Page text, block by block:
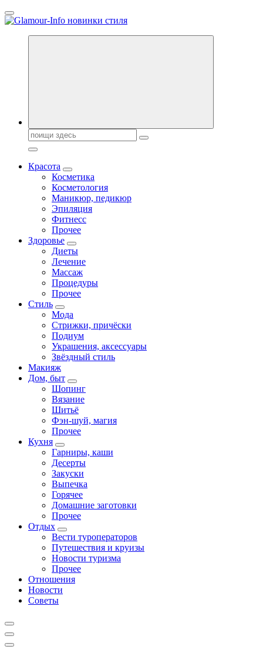
Перейти
к
Секреты молодости, красоты и долголетия. Гламурный журнал
Поиск:
Красота
Косметика
Косметология
Маникюр, педикюр
Эпиляция
Фитнесс
Прочее
Здоровье
Диеты
Лечение
Массаж
Процедуры
Прочее
Стиль
Мода
Стрижки, причёски
Подиум
Украшения, аксессуары
Звёздный стиль
Макияж
Дом, быт
Шопинг
Вязание
Шитьё
Фэн-шуй, магия
Прочее
Кухня
Гарниры, каши
Десерты
Закуски
Выпечка
Горячее
Домашние заготовки
Прочее
Отдых
Вести туроператоров
Путешествия и круизы
Новости туризма
Прочее
Отношения
Новости
Советы